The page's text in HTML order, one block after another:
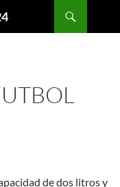
de dos litros y